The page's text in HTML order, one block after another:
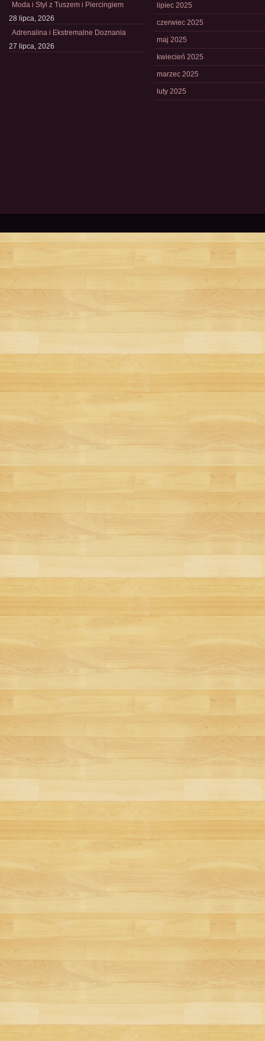
Moda i Styl z Tuszem i Piercingiem
28 lipca, 2026
Adrenalina i Ekstremalne Doznania
27 lipca, 2026
lipiec 2025
czerwiec 2025
maj 2025
kwiecień 2025
marzec 2025
luty 2025